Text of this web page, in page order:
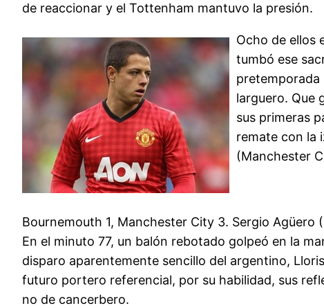
de reaccionar y el Tottenham mantuvo la presión.
Ocho de ellos
tumbó ese
pretemporada
larguero. Que
sus primeras
remate con la
(Manchester
Bournemouth 1, Manchester City 3. Sergio
En el minuto 77, un balón rebotado golpeó en la
disparo aparentemente sencillo del argentino,
futuro portero referencial, por su habilidad, sus
no de cancerbero.